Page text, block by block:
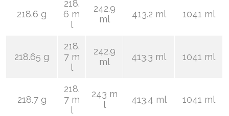
218.6 g
218.
6 m
l
242.9
ml
413.2 ml 1041 ml
218.65 g
218.
7 m
l
242.9
ml
413.3 ml 1041 ml
218.7 g
218.
7 m
l
243 m
l
413.4 ml 1041 ml